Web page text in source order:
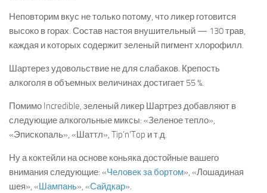
Неповторим вкус не только потому, что ликер готовится
высоко в горах. Состав настоя внушительный — 130 трав,
каждая и которых содержит зеленый пигмент хлорофилл.
Шартерез удовольствие не для слабаков. Крепость
алкоголя в объемных величинах достигает 55 %.
Помимо Incredible, зеленый ликер Шартрез добавляют в
следующие алкогольные миксы: «Зеленое тепло»,
«Эпископаль», «Шаттл», Tip’n’Top и т.д.
Ну а коктейли на основе коньяка достойные вашего
внимания следующие: «Человек за бортом», «Лошадиная
шея», «Шампань», «Сайдкар».